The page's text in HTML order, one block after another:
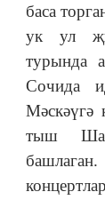
баса
ук ул
турында
Сочида
Мәскәүгә
тыш